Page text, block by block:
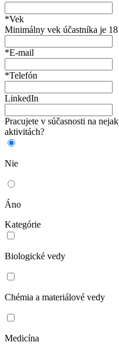
*Vek
Minimálny vek účastníka je
*E-mail
*Telefón
LinkedIn
Pracujete v súčasnosti na
aktivitách?
Nie
Áno
Kategórie
Biologické vedy
Chémia a materiálové vedy
Medicína